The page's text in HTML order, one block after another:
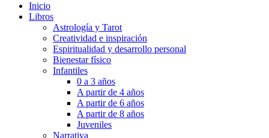
Inicio
Libros
Astrología y Tarot
Creatividad e inspiración
Espiritualidad y desarrollo personal
Bienestar físico
Infantiles
0 a 3 años
A partir de 4 años
A partir de 6 años
A partir de 8 años
Juveniles
Narrativa